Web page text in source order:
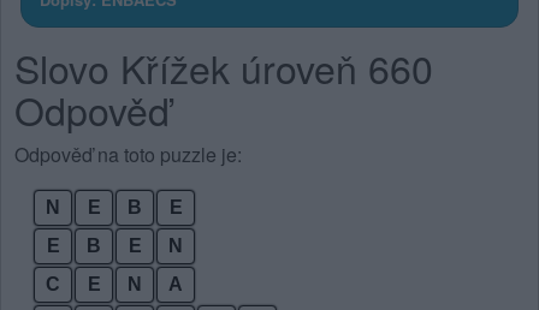
Slovo Křížek úroveň 660
Odpověď
Odpověď na toto puzzle je:
N E B
E
E
B E
N
C
E N
A